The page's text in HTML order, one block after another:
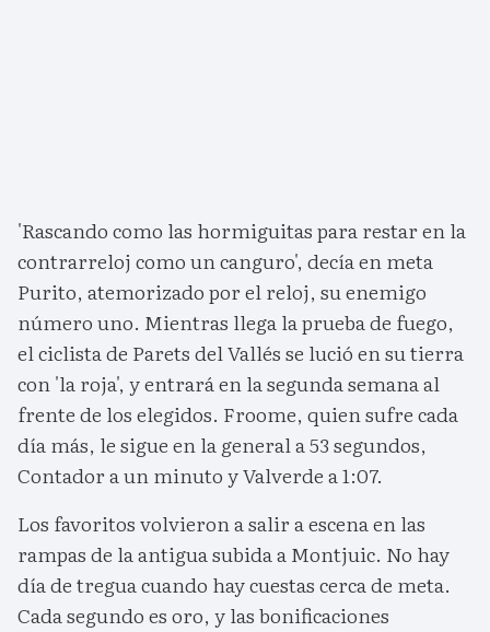
'Rascando como las hormiguitas para restar en la
contrarreloj como un canguro', decía en meta
Purito, atemorizado por el reloj, su enemigo
número uno. Mientras llega la prueba de fuego,
el ciclista de Parets del Vallés se lució en su tierra
con 'la roja', y entrará en la segunda semana al
frente de los elegidos. Froome, quien sufre cada
día más, le sigue en la general a 53 segundos,
Contador a un minuto y Valverde a 1:07.
Los favoritos volvieron a salir a escena en las
rampas de la antigua subida a Montjuic. No hay
día de tregua cuando hay cuestas cerca de meta.
Cada segundo es oro, y las bonificaciones